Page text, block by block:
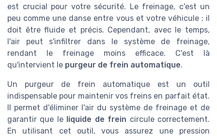
est crucial pour votre sécurité. Le freinage, c'est un
peu comme une danse entre vous et votre véhicule ; il
doit être fluide et précis. Cependant, avec le temps,
l'air peut s'infiltrer dans le système de freinage,
rendant le freinage moins efficace. C'est là
qu'intervient le purgeur de frein automatique.
Un purgeur de frein automatique est un outil
indispensable pour maintenir vos freins en parfait état.
Il permet d'éliminer l'air du système de freinage et de
garantir que le liquide de frein circule correctement.
En utilisant cet outil, vous assurez une pression